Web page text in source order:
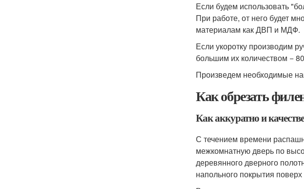
Если будем использовать
При работе, от него будет
материалам как ДВП и МДФ.
Если укоротку производим
большим их количеством −
Произведем необходимые
Как обрезать
Как аккуратно и
С течением времени
межкомнатную дверь по
деревянного дверного
напольного покрытия